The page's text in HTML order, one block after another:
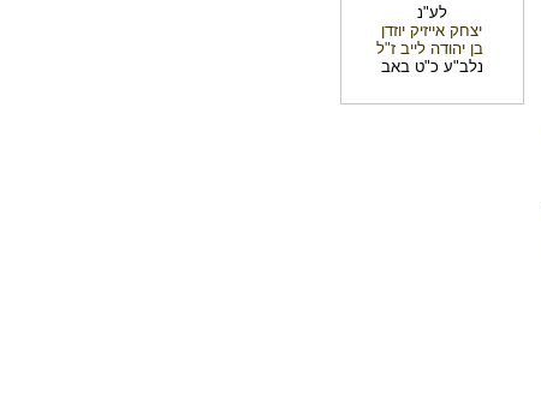
לע"נ
יצחק אייזיק יוזדן
בן יהודה לייב ז"ל
נלב"ע כ"ט באב